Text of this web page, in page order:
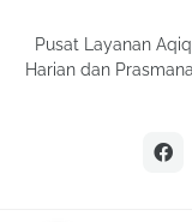
Pusat Layanan
Harian dan